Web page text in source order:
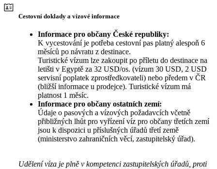
Cestovní doklady a vízové informace
Informace pro občany České republiky:
K vycestování je potřeba cestovní pas platný alespoň 6
měsíců po návratu z destinace.
Turistické vízum lze zakoupit po příletu do destinace na
letišti v Egyptě za 32 USD/os. (vízum 30 USD, 2 USD
servisní poplatek zprostředkovateli) nebo předem v ČR
(bližší informace u prodejce). Turistické vízum má
platnost 1 měsíc.
Informace pro občany ostatních zemí:
Údaje o pasových a vízových požadavcích včetně
přibližných lhůt pro vyřízení víz pro občany třetích zemí
jsou k dispozici u příslušných úřadů třetí země
(ministerstvo zahraničních věcí, zastupitelský úřad).
Udělení víza je plně v kompetenci zastupitelských úřadů, proti